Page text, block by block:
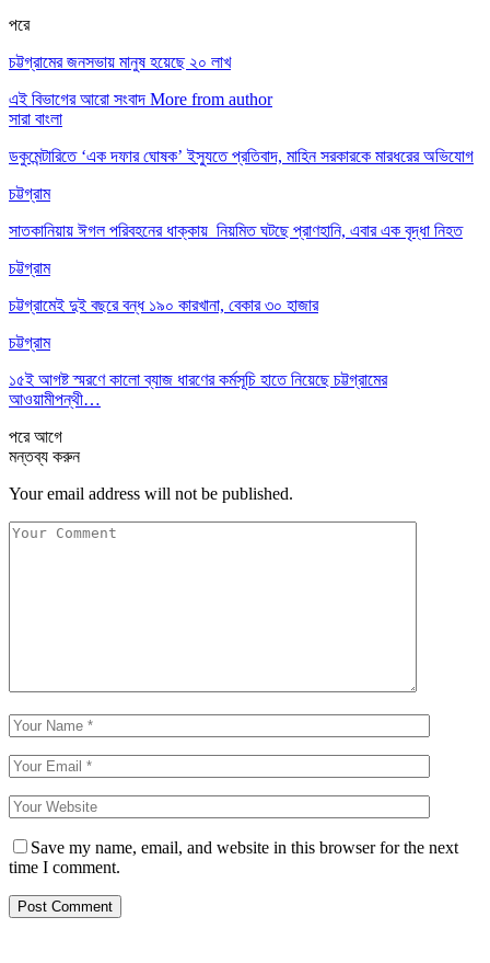
পরে
চট্টগ্রামের জনসভায় মানুষ হয়েছে ২০ লাখ
এই বিভাগের আরো সংবাদ More from author
সারা বাংলা
ডকুমেন্টারিতে ‘এক দফার ঘোষক’ ইস্যুতে প্রতিবাদ, মাহিন সরকারকে মারধরের অভিযোগ
চট্টগ্রাম
সাতকানিয়ায় ঈগল পরিবহনের ধাক্কায় নিয়মিত ঘটছে প্রাণহানি, এবার এক বৃদ্ধা নিহত
চট্টগ্রাম
চট্টগ্রামেই দুই বছরে বন্ধ ১৯০ কারখানা, বেকার ৩০ হাজার
চট্টগ্রাম
১৫ই আগষ্ট স্মরণে কালো ব্যাজ ধারণের কর্মসূচি হাতে নিয়েছে চট্টগ্রামের
আওয়ামীপন্থী…
পরেআগে
মন্তব্য করুন
Your email address will not be published.
Save my name, email, and website in this browser for the next
time I comment.